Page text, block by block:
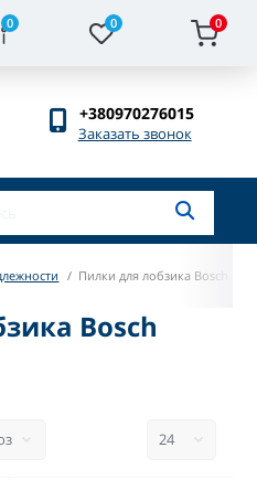
0 0 0
+380970276015
Заказать звонок
Пилки для лобзика Bosch
Bosch